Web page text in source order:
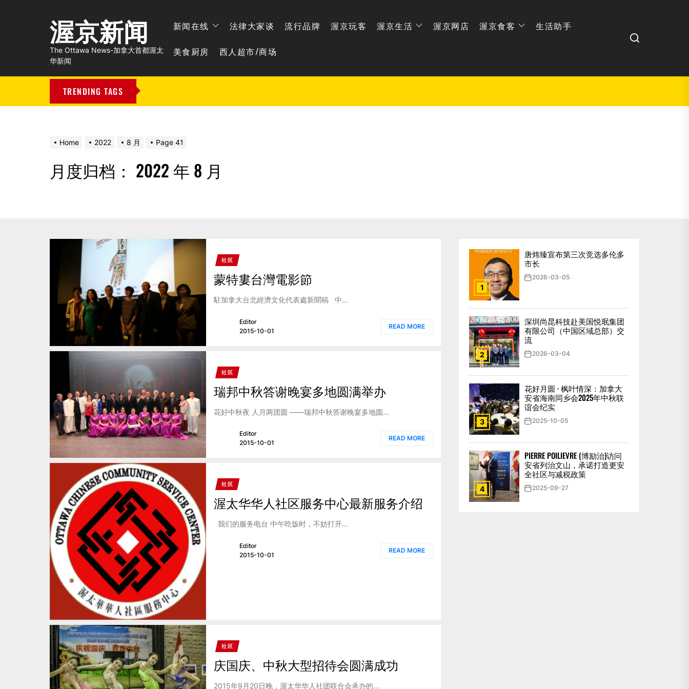
渥京新闻
The Ottawa News-加拿大首都渥太
华新闻
新闻在线 法律大家谈 流行品牌 渥京玩客 渥京生活 渥京网店 渥京食客 生活助手
美食厨房 西人超市/商场
Search
TRENDING TAGS
Home 2022 8 月 Page 41
月度归档： 2022 年 8 月
社区
蒙特婁台灣電影節
駐加拿大台北經濟文化代表處新聞稿 中...
Editor
2015-10-01
READ MORE
社区
瑞邦中秋答谢晚宴多地圆满举办
花好中秋夜 人月两团圆 ——瑞邦中秋答谢晚宴多地圆...
Editor
2015-10-01
READ MORE
社区
渥太华华人社区服务中心最新服务介绍
我们的服务电台 中午吃饭时，不妨打开...
Editor
2015-10-01
READ MORE
社区
庆国庆、中秋大型招待会圆满成功
2015年9月20日晚，渥太华华人社团联合会承办的...
1
唐炜臻宣布第三次竞选多伦多
市长
2026-03-05
2
深圳尚昆科技赴美国悦珉集团
有限公司（中国区域总部）交
流
2026-03-04
3
花好月圆 · 枫叶情深：加拿大
安省海南同乡会2025年中秋联
谊会纪实
2025-10-05
4
PIERRE POILIEVRE (博励治)访问
安省列治文山，承诺打造更安
全社区与减税政策
2025-09-27